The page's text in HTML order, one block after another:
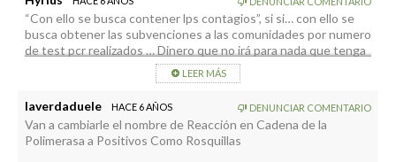
“Con ello se busca contener lps contagios”, si si… con ello se
busca obtener las subvenciones a las comunidades por numero
de test pcr realizados … Dinero que no irá para nada que tenga
LEER MÁS
laverdaduele HACE 6 AÑOS DENUNCIAR COMENTARIO
Van a cambiarle el nombre de Reacción en Cadena de la
Polimerasa a Positivos Como Rosquillas